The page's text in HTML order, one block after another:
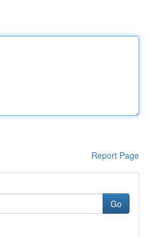
Report Page
Go